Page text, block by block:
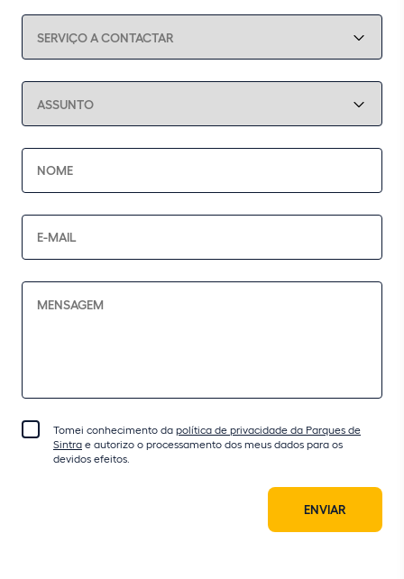
Tomei conhecimento da política de privacidade da Parques de
Sintra e autorizo o processamento dos meus dados para os
devidos efeitos.
ENVIAR